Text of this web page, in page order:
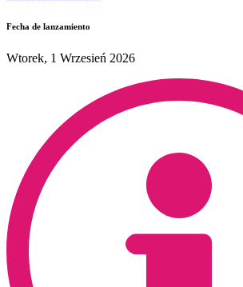
Fecha de lanzamiento
Wtorek, 1 Wrzesień 2026